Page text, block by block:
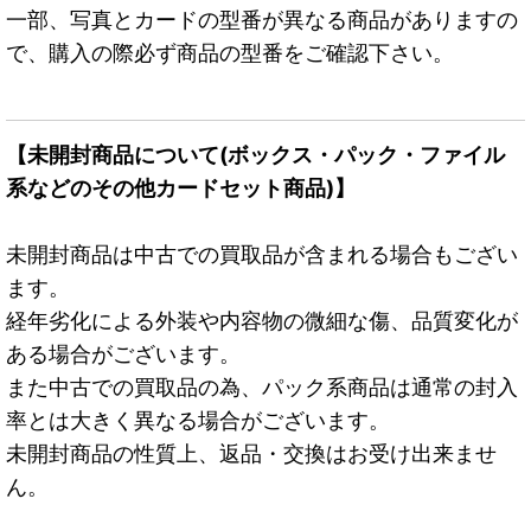
一部、写真とカードの型番が異なる商品がありますの
で、購入の際必ず商品の型番をご確認下さい。
【未開封商品について(ボックス・パック・ファイル
系などのその他カードセット商品)】
未開封商品は中古での買取品が含まれる場合もござい
ます。
経年劣化による外装や内容物の微細な傷、品質変化が
ある場合がございます。
また中古での買取品の為、パック系商品は通常の封入
率とは大きく異なる場合がございます。
未開封商品の性質上、返品・交換はお受け出来ませ
ん。